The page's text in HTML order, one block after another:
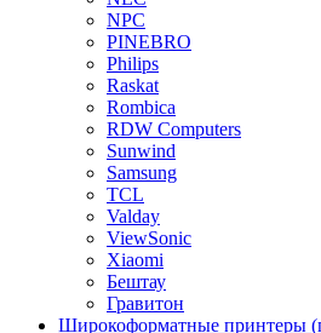
NPC
PINEBRO
Philips
Raskat
Rombica
RDW Computers
Sunwind
Samsung
TCL
Valday
ViewSonic
Xiaomi
Бештау
Гравитон
Широкоформатные принтеры